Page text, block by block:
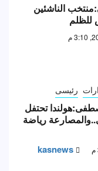
الناشئين
للظلم
رئيسى
تحتفل
رياضة
kasnews